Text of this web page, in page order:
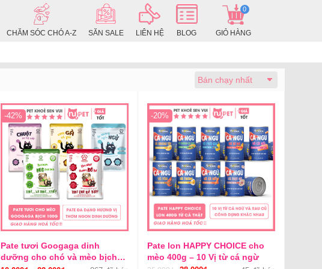
CHĂM SÓC CHÓ A-Z SĂN SALE LIÊN HỆ BLOG GIỎ HÀNG
0
-42%
Pate tươi Googaga dinh
dưỡng cho chó và mèo bịch
-20%
Pate lon HAPPY CHOICE cho
mèo 400g – 10 Vị từ cá ngừ